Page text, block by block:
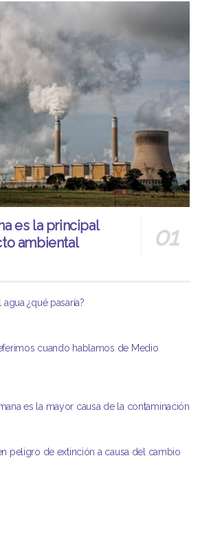
es la principal
ambiental
agua ¿qué pasaría?
cuando hablamos de Medio
es la mayor causa de la contaminación
peligro de extinción a causa del cambio